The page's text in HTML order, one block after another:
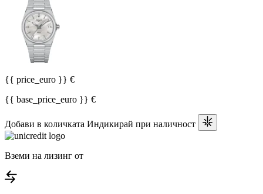
{{ price_euro }} €
{{ base_price_euro }} €
Добави в количката Индикирай при наличност
Вземи на лизинг от